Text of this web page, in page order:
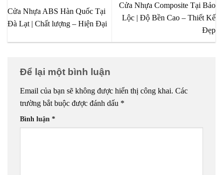
Cửa Nhựa ABS Hàn Quốc Tại
Đà Lạt | Chất lượng – Hiện Đại
Cửa Nhựa Composite Tại Bảo
Lộc | Độ Bền Cao – Thiết Kế
Đẹp
Để lại một bình luận
Email của bạn sẽ không được hiển thị công khai. Các
trường bắt buộc được đánh dấu *
Bình luận *